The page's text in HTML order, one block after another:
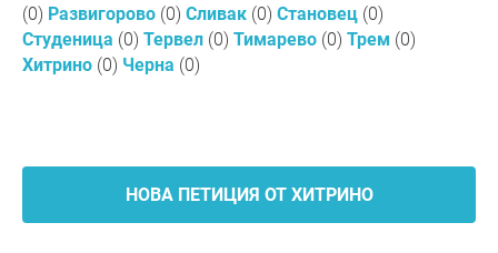
(0) Развигорово (0) Сливак (0) Становец (0)
Студеница (0) Тервел (0) Тимарево (0) Трем (0)
Хитрино (0) Черна (0)
НОВА ПЕТИЦИЯ ОТ ХИТРИНО